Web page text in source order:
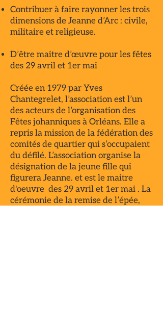
Contribuer à faire rayonner les trois
dimensions de Jeanne d’Arc : civile,
militaire et religieuse.
D’être maitre d’œuvre pour les fêtes
des 29 avril et 1er mai
Créée en 1979 par Yves
Chantegrelet, l’association est l’un
des acteurs de l’organisation des
Fêtes johanniques à Orléans. Elle a
repris la mission de la fédération des
comités de quartier qui s’occupaient
du défilé. L’association organise la
désignation de la jeune fille qui
figurera Jeanne. et est le maitre
d'oeuvre des 29 avril et 1er mai . La
cérémonie de la remise de l’épée,